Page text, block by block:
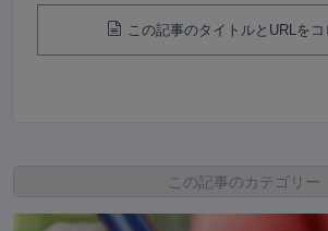
この記事のタイトルとURLを
この記事のカテゴリー